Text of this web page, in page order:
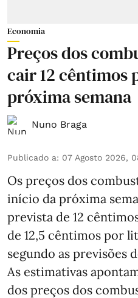
Economia
Preços dos
cair 12 cêntimos
próxima semana
Nuno Braga
Publicado a: 07 Agosto 2026,
Os preços dos
início da próxima
prevista de 12
de 12,5 cêntimos por
segundo as previsões
As estimativas
dos preços dos